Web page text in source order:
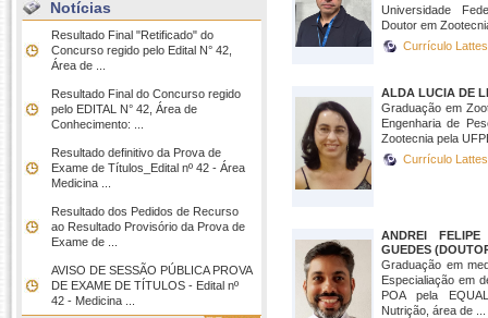
Notícias
Resultado Final "Retificado" do
Concurso regido pelo Edital N° 42,
Área de ...
Resultado Final do Concurso regido
pelo EDITAL N° 42, Área de
Conhecimento: ...
Resultado definitivo da Prova de
Exame de Títulos_Edital nº 42 - Área
Medicina ...
Resultado dos Pedidos de Recurso
ao Resultado Provisório da Prova de
Exame de ...
AVISO DE SESSÃO PÚBLICA PROVA
DE EXAME DE TÍTULOS - Edital nº
42 - Medicina ...
Universidade
Doutor em
Currículo
ALDA LUCIA DE
Graduação em
Engenharia de
Zootecnia pela
Currículo
ANDREI
GUEDES
Graduação em
Especialiação em
POA pela
Nutrição, área de ...